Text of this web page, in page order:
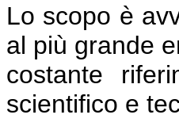
Lo scopo è
al più grande
costante
scientifico e